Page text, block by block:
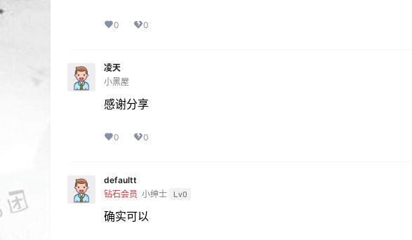
0 0
凌天
小黑屋
感谢分享
0 0
defaultt
钻石会员 小绅士 Lv0
确实可以